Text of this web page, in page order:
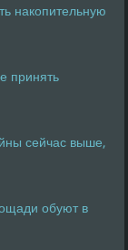
накопительную
принять
сейчас выше,
обуют в